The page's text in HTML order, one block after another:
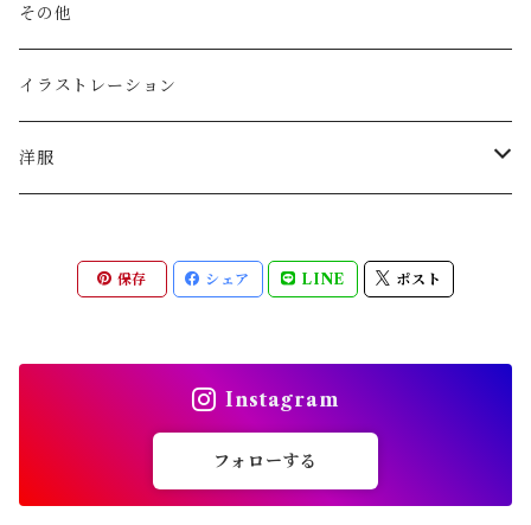
酒器
その他
ゴブレット
その他
イラストレーション
洋服
トップス
パンツ
アウター・ジャケット
トップス
スカート
ASEEDONCLOUD
パンツ
保存 シェア LINE ポスト
Instagram
フォローする